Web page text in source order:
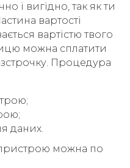
і вигідно, так як ти
вартості
вартістю твого
можна сплатити
Процедура
даних.
пристрою можна по